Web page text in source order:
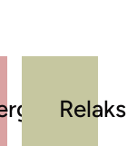
Relaks